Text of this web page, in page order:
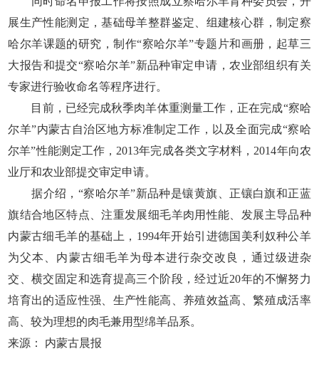
展生产性能测定，基础母羊整群鉴定、组建核心群，制定察
哈尔羊课题的研究，制作“察哈尔羊”专题片和画册，起草三
大报告和提交“察哈尔羊”新品种审定申请，农业部组织有关
专家进行验收命名等程序进行。
目前，已经完成秋季肉羊体重测量工作，正在完成“察哈
尔羊”内蒙古自治区地方标准制定工作，以及全面完成“察哈
尔羊”性能测定工作，2013年完成各类文字材料，2014年向农
业厅和农业部提交审定申请。
据介绍，“察哈尔羊”新品种是镶黄旗、正镶白旗和正蓝
旗结合地区特点、注重发展细毛羊肉用性能、发展主导品种
内蒙古细毛羊的基础上，1994年开始引进德国美利奴种公羊
为父本、内蒙古细毛羊为母本进行杂交改良，通过级进杂
交、横交固定和选育提高三个阶段，经过近20年的不懈努力
培育出的适应性强、生产性能高、养殖效益高、繁殖成活率
高、较为理想的肉毛兼用型绵羊品系。
来源： 内蒙古晨报